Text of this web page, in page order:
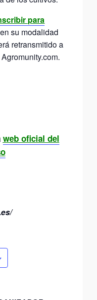
para
su modalidad
retransmitido a
web oficial del